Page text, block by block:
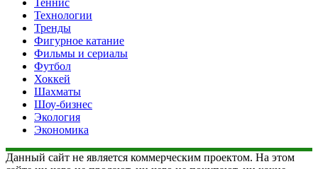
Теннис
Технологии
Тренды
Фигурное катание
Фильмы и сериалы
Футбол
Хоккей
Шахматы
Шоу-бизнес
Экология
Экономика
Данный сайт не является коммерческим проектом. На этом